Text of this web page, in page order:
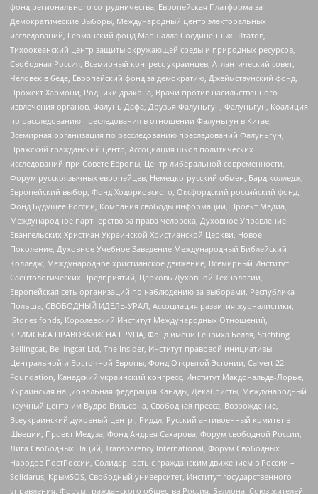
фонд регионального сотрудничества, Европейская Платформа за
Демократические Выборы, Международный центр электоральных
исследований, Германский фонд Маршалла Соединенных Штатов,
Тихоокеанский центр защиты окружающей среды и природных ресурсов,
Свободная Россия, Всемирный конгресс украинцев, Атлантический совет,
Человек в беде, Европейский фонд за демократию, Джеймстаунский фонд,
Прожект Хармони, Родники дракона, Врачи против насильственного
извлечения органов, Фалунь Дафа, Друзья Фалуньгун, Фалуньгун, Коалиция
по расследованию преследования в отношении Фалуньгун в Китае,
Всемирная организация по расследованию преследований Фалуньгун,
Пражский гражданский центр, Ассоциация школ политических
исследований при Совете Европы, Центр либеральной современности,
Форум русскоязычных европейцев, Немецко-русский обмен, Бард колледж,
Европейский выбор, Фонд Ходорковского, Оксфордский российский фонд,
Фонд Будущее России, Компания свободы информации, Проект Медиа,
Международное партнерство за права человека, Духовное Управление
Евангельских Христиан Украинской Христианской Церкви, Новое
Поколение, Духовное Учебное Заведение Международный Библейский
Колледж, Международное христианское движение, Всемирный Институт
Саентологических Предприятий, Церковь Духовной Технологии,
Европейская сеть организаций по наблюдению за выборами, Республика
Польша, СВОБОДНЫЙ ИДЕЛЬ-УРАЛ, Ассоциация развития журналистики,
IStories fonds, Королевский Институт Международных Отношений,
КРИМСЬКА ПРАВОЗАХИСНА ГРУПА, Фонд имени Генриха Бёлля, Stichting
Bellingcat, Bellingcat Ltd, The Insider, Институт правовой инициативы
Центральной и Восточной Европы, Фонд Открытой Эстонии, Calvert 22
Foundation, Канадский украинский конгресс, Институт Макдональда-Лорье,
Украинская национальная федерация Канады, Декабристы, Международный
научный центр им Вудро Вильсона, Свободная пресса, Возрождение,
Всеукраинский духовный центр , Риддл, Русский антивоенный комитет в
Швеции, Проект Медуза, Фонд Андрея Сахарова, Форум свободной России,
Лига Свободных Наций, Transparеncy International, Форум Свободных
Народов ПостРоссии, Солидарность с гражданским движением в России –
Solidarus, КрымSOS, Свободный университет, Институт государственного
управления, Форум гражданского общества Россия, Беллона, Союз жителей